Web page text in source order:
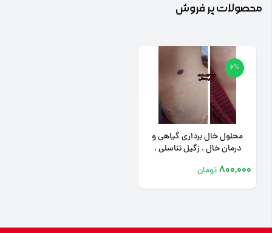
محصولات پر فروش
6%
محلول خال برداری گیاهی و
درمان خال ، زگیل تناسلی ،
800,000 تومان